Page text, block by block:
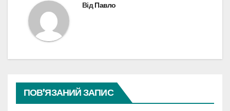
ВідПавло
ПОВ’ЯЗАНИЙ ЗАПИС